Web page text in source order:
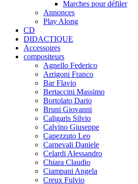
Marches pour défiler
Annonces
Play Along
CD
DIDACTIQUE
Accessoires
compositeurs
Agnello Federico
Arrigoni Franco
Bar Flavio
Bertaccini Massimo
Bortolato Dario
Bruni Giovanni
Caligaris Silvio
Calvino Giuseppe
Capezzuto Leo
Carnevali Daniele
Celardi Alessandro
Chiara Claudio
Ciampani Angela
Creux Fulvio